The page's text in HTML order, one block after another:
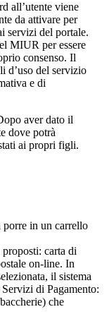
all’utente viene
da attivare per
servizi del portale.
MIUR per essere
consenso. Il
d’uso del servizio
e di
aver dato il
dove potrà
ai propri figli.
porre in un carrello
carta di
on-line. In
il sistema
di Pagamento:
che